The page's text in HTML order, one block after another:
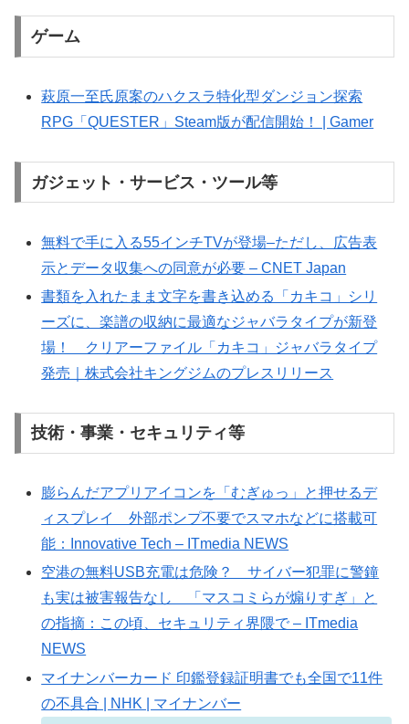
ゲーム
萩原一至氏原案のハクスラ特化型ダンジョン探索
RPG「QUESTER」Steam版が配信開始！ | Gamer
ガジェット・サービス・ツール等
無料で手に入る55インチTVが登場–ただし、広告表
示とデータ収集への同意が必要 – CNET Japan
書類を入れたまま文字を書き込める「カキコ」シリ
ーズに、楽譜の収納に最適なジャバラタイプが新登
場！ クリアーファイル「カキコ」ジャバラタイプ
発売｜株式会社キングジムのプレスリリース
技術・事業・セキュリティ等
膨らんだアプリアイコンを「むぎゅっ」と押せるデ
ィスプレイ 外部ポンプ不要でスマホなどに搭載可
能：Innovative Tech – ITmedia NEWS
空港の無料USB充電は危険？ サイバー犯罪に警鐘
も実は被害報告なし 「マスコミらが煽りすぎ」と
の指摘：この頃、セキュリティ界隈で – ITmedia
NEWS
マイナンバーカード 印鑑登録証明書でも全国で11件
の不具合 | NHK | マイナンバー